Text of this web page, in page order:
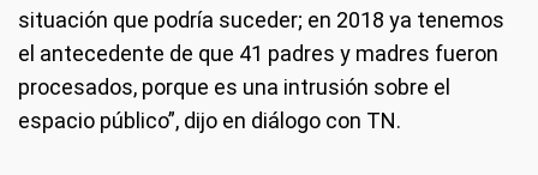
situación que podría suceder; en 2018 ya tenemos
el antecedente de que 41 padres y madres fueron
procesados, porque es una intrusión sobre el
espacio público”, dijo en diálogo con TN.